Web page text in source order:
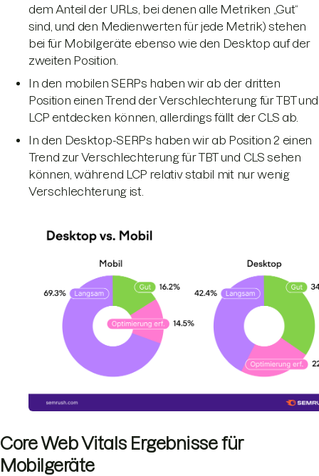
dem Anteil der URLs, bei denen alle Metriken „Gut“
sind, und den Medienwerten für jede Metrik) stehen
bei für Mobilgeräte ebenso wie den Desktop auf der
zweiten Position.
In den mobilen SERPs haben wir ab der dritten
Position einen Trend der Verschlechterung für TBT und
LCP entdecken können, allerdings fällt der CLS ab.
In den Desktop-SERPs haben wir ab Position 2 einen
Trend zur Verschlechterung für TBT und CLS sehen
können, während LCP relativ stabil mit nur wenig
Verschlechterung ist.
Core Web Vitals Ergebnisse für
Mobilgeräte